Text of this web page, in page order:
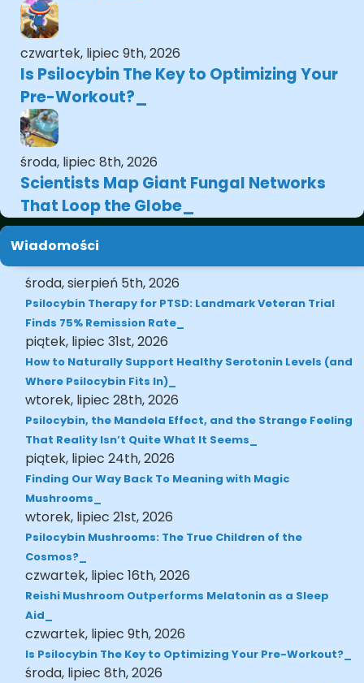
czwartek, lipiec 9th, 2026
Is Psilocybin The Key to Optimizing Your
Pre-Workout?
środa, lipiec 8th, 2026
Scientists Map Giant Fungal Networks
That Loop the Globe
Wiadomości
środa, sierpień 5th, 2026
Psilocybin Therapy for PTSD: Landmark Veteran Trial
Finds 75% Remission Rate
piątek, lipiec 31st, 2026
How to Naturally Support Healthy Serotonin Levels (and
Where Psilocybin Fits In)
wtorek, lipiec 28th, 2026
Psilocybin, the Mandela Effect, and the Strange Feeling
That Reality Isn’t Quite What It Seems
piątek, lipiec 24th, 2026
Finding Our Way Back To Meaning with Magic
Mushrooms
wtorek, lipiec 21st, 2026
Psilocybin Mushrooms: The True Children of the
Cosmos?
czwartek, lipiec 16th, 2026
Reishi Mushroom Outperforms Melatonin as a Sleep
Aid
czwartek, lipiec 9th, 2026
Is Psilocybin The Key to Optimizing Your Pre-Workout?
środa, lipiec 8th, 2026